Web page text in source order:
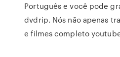
Português e você pode
dvdrip. Nós não apenas
e filmes completo